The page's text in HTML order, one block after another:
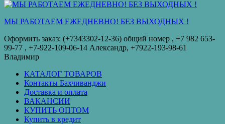
кредит
МЫ РАБОТАЕМ ЕЖЕДНЕВНО! БЕЗ ВЫХОДНЫХ !
Оформить заказ: (+7343302-12-36) общий номер , ‪+7 982 653-
99-77‬ , +7-922-109-06-14 Александр, +7922-193-98-61
Владимир
КАТАЛОГ ТОВАРОВ
Контакты Бахчиванджи
Доставка и оплата
ВАКАНСИИ
КУПИТЬ ОПТОМ
Купить в кредит